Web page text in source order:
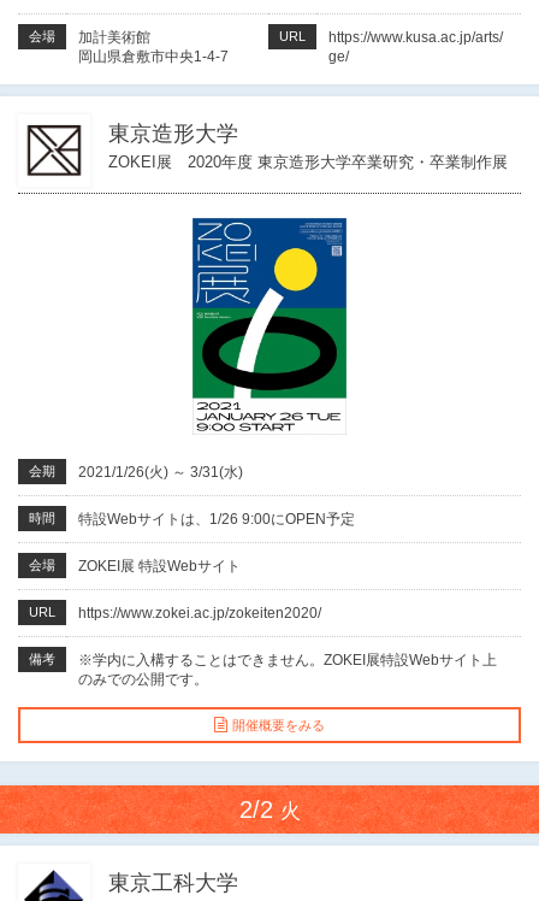
会場
加計美術館
岡山県倉敷市中央1-4-7
URL
https://www.kusa.ac.jp/arts/
ge/
東京造形大学
ZOKEI展 2020年度 東京造形大学卒業研究・卒業制作展
会期 2021/1/26(火) ～ 3/31(水)
時間 特設Webサイトは、1/26 9:00にOPEN予定
会場 ZOKEI展 特設Webサイト
URL https://www.zokei.ac.jp/zokeiten2020/
備考
※学内に入構することはできません。ZOKEI展特設Webサイト上
のみでの公開です。
開催概要をみる
2/2火
東京工科大学